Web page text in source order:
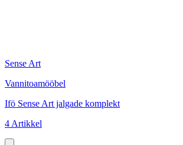
Sense Art
Vannitoamööbel
Ifö Sense Art jalgade komplekt
4 Artikkel